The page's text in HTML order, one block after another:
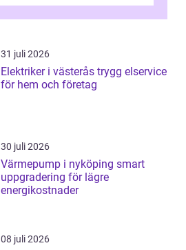
31 juli 2026
Elektriker i västerås trygg elservice
för hem och företag
30 juli 2026
Värmepump i nyköping smart
uppgradering för lägre
energikostnader
08 juli 2026